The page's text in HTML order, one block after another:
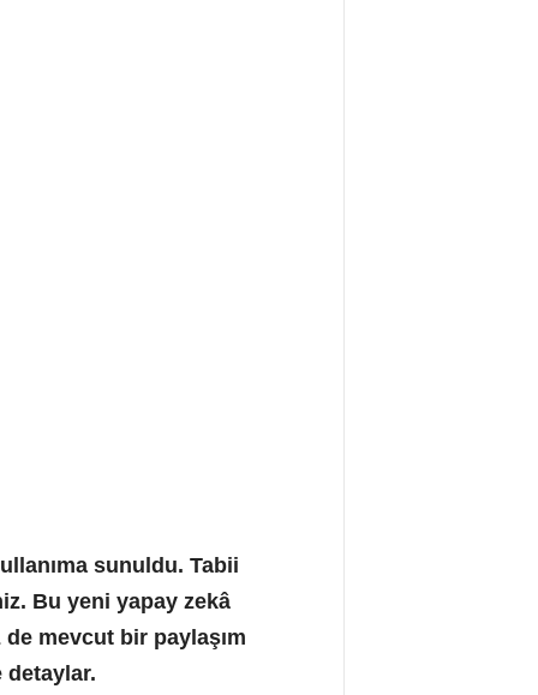
sunuldu. Tabii
Bu yeni yapay zekâ
mevcut bir paylaşım
detaylar.